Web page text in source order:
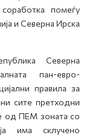
помеѓу
и Северна Ирска
Северна
пан-евро-
правила за
сите претходни
од ПЕМ зоната со
има склучено